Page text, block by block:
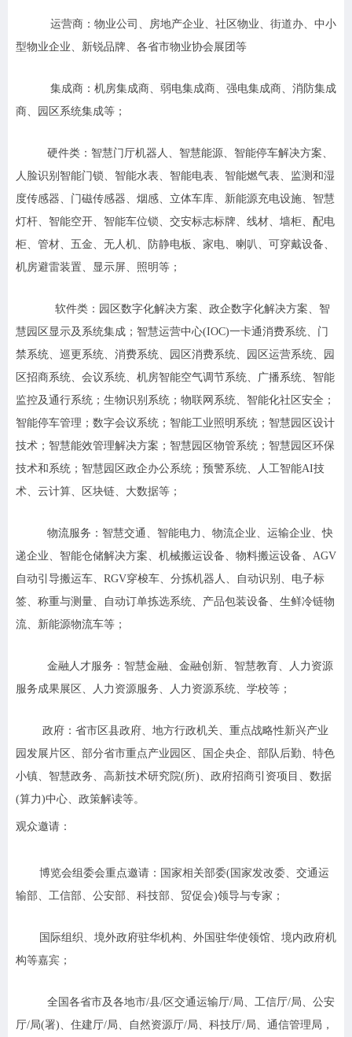
运营商： 物业公司、房地产企业、社区物业、街道办、中小
型物业企业、新锐品牌、各省市物业协会展团等
集成商： 机房集成商、弱电集成商、强电集成商、消防集成
商、园区系统集成等；
硬件类： 智慧门厅机器人、智慧能源、智能停车解决方案、
人脸识别智能门锁、智能水表、智能电表、智能燃气表、监测和湿
度传感器、门磁传感器、烟感、立体车库、新能源充电设施、智慧
灯杆、智能空开、智能车位锁、交安标志标牌、线材、墙柜、配电
柜、管材、五金、无人机、防静电板、家电、喇叭、可穿戴设备、
机房避雷装置、显示屏、照明等；
软件类： 园区数字化解决方案、政企数字化解决方案、智
慧园区显示及系统集成；智慧运营中心(IOC)一卡通消费系统、门
禁系统、巡更系统、消费系统、园区消费系统、园区运营系统、园
区招商系统、会议系统、机房智能空气调节系统、广播系统、智能
监控及通行系统；生物识别系统；物联网系统、智能化社区安全；
智能停车管理；数字会议系统；智能工业照明系统；智慧园区设计
技术；智慧能效管理解决方案；智慧园区物管系统；智慧园区环保
技术和系统；智慧园区政企办公系统；预警系统、人工智能AI技
术、云计算、区块链、大数据等；
物流服务： 智慧交通、智能电力、物流企业、运输企业、快
递企业、智能仓储解决方案、机械搬运设备、物料搬运设备、AGV
自动引导搬运车、RGV穿梭车、分拣机器人、自动识别、电子标
签、称重与测量、自动订单拣选系统、产品包装设备、生鲜冷链物
流、新能源物流车等；
金融人才服务： 智慧金融、金融创新、智慧教育、人力资源
服务成果展区、人力资源服务、人力资源系统、学校等；
政府： 省市区县政府、地方行政机关、重点战略性新兴产业
园发展片区、部分省市重点产业园区、国企央企、部队后勤、特色
小镇、智慧政务、高新技术研究院(所)、政府招商引资项目、数据
(算力)中心、政策解读等。
观众邀请：
博览会组委会重点邀请：国家相关部委(国家发改委、交通运
输部、工信部、公安部、科技部、贸促会)领导与专家；
国际组织、境外政府驻华机构、外国驻华使领馆、境内政府机
构等嘉宾；
全国各省市及各地市/县/区交通运输厅/局、工信厅/局、公安
厅/局(署)、住建厅/局、自然资源厅/局、科技厅/局、通信管理局，